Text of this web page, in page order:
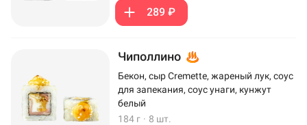
289 ₽
Чиполлино
Бекон, сыр Cremette, жареный лук, соус
для запекания, соус унаги, кунжут
белый
184 г · 8 шт.